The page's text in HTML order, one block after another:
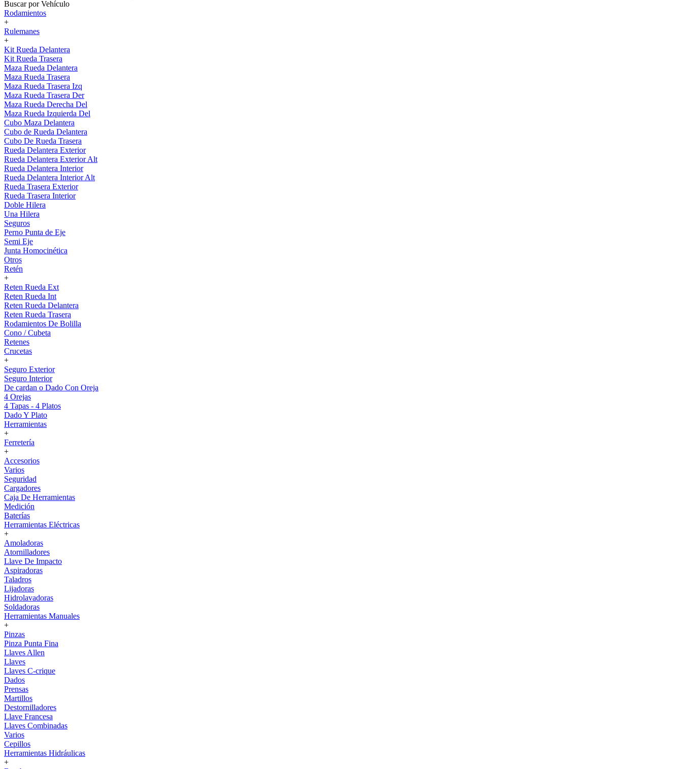
Buscar por Vehículo
Rodamientos
+
Rulemanes
+
Kit Rueda Delantera
Kit Rueda Trasera
Maza Rueda Delantera
Maza Rueda Trasera
Maza Rueda Trasera Izq
Maza Rueda Trasera Der
Maza Rueda Derecha Del
Maza Rueda Izquierda Del
Cubo Maza Delantera
Cubo de Rueda Delantera
Cubo De Rueda Trasera
Rueda Delantera Exterior
Rueda Delantera Exterior Alt
Rueda Delantera Interior
Rueda Delantera Interior Alt
Rueda Trasera Exterior
Rueda Trasera Interior
Doble Hilera
Una Hilera
Seguros
Perno Punta de Eje
Semi Eje
Junta Homocinética
Otros
Retén
+
Reten Rueda Ext
Reten Rueda Int
Reten Rueda Delantera
Reten Rueda Trasera
Rodamientos De Bolilla
Cono / Cubeta
Retenes
Crucetas
+
Seguro Exterior
Seguro Interior
De cardan o Dado Con Oreja
4 Orejas
4 Tapas - 4 Platos
Dado Y Plato
Herramientas
+
Ferretería
+
Accesorios
Varios
Seguridad
Cargadores
Caja De Herramientas
Medición
Baterías
Herramientas Eléctricas
+
Amoladoras
Atornilladores
Llave De Impacto
Aspiradoras
Taladros
Lijadoras
Hidrolavadoras
Soldadoras
Herramientas Manuales
+
Pinzas
Pinza Punta Fina
Llaves Allen
Llaves
Llaves C-crique
Dados
Prensas
Martillos
Destornilladores
Llave Francesa
Llaves Combinadas
Varios
Cepillos
Herramientas Hidráulicas
+